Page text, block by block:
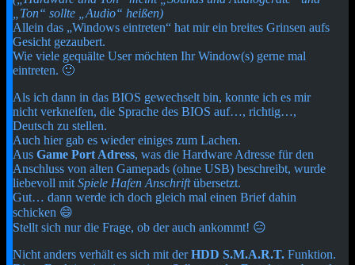
„Ton“ sollte „Audio“ heißen)
Allein das „Windows eintreten“ hat mir ein breites Grinsen aufs
Gesicht gezaubert.
Wie viele gequälte User möchten Ihr Window(s) gerne mal
eintreten. 🙂
Als ich dann in das BIOS gewechselt bin, konnte ich es mir
nicht verkneifen, die Sprache des BIOS auf…, richtig…,
Deutsch zu stellen.
Auch hier gab es wieder einiges zum Lachen.
Aus Game Port Adress, was die Hardware Adresse für den
Anschluss von alten Gamepads (ohne USB) beschreibt, wurde
liebevoll mit Spiele Hafen Anschriftübersetzt.
Gut… dann werde ich doch gleich mal einen Brief dahin
schicken 😄
Stellt sich nur die Frage, ob der auch ankommt! 😑
Nicht anders verhält es sich mit derHDD S.M.A.R.T. Funktion.